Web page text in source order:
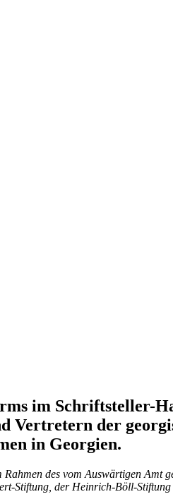
im Schrift­steller-
Vertretern der
in Georgien.
des vom Auswär­tigen Amt
Stiftung, der Heinrich-Böll-